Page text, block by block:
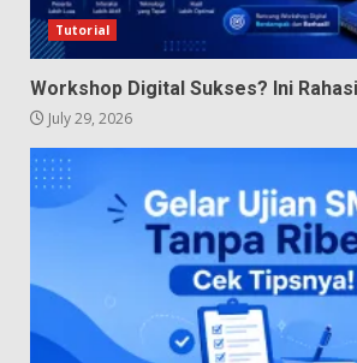
Tutorial
Workshop Digital Sukses? Ini
July 29, 2026